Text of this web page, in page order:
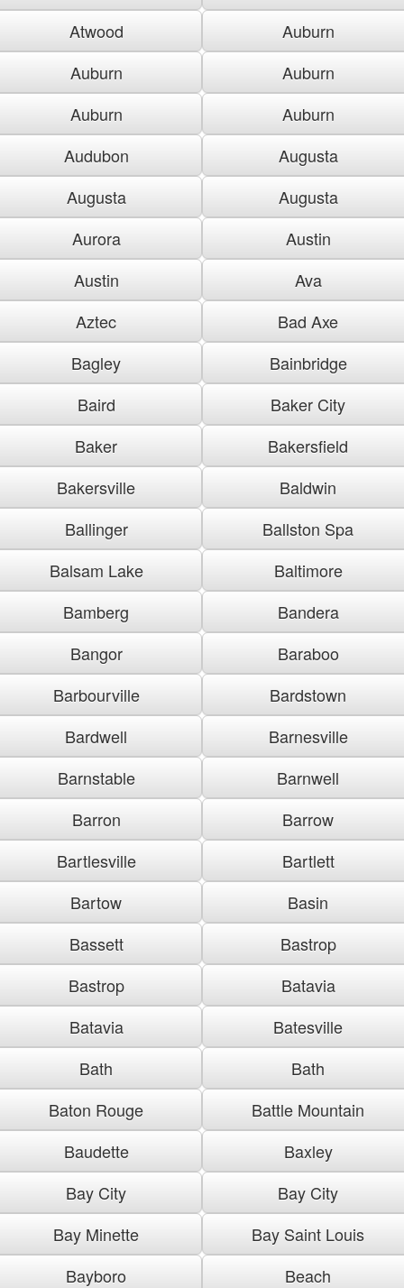
Atwood
Auburn
Auburn
Auburn
Auburn
Auburn
Audubon
Augusta
Augusta
Augusta
Aurora
Austin
Austin
Ava
Aztec
Bad Axe
Bagley
Bainbridge
Baird
Baker City
Baker
Bakersfield
Bakersville
Baldwin
Ballinger
Ballston Spa
Balsam Lake
Baltimore
Bamberg
Bandera
Bangor
Baraboo
Barbourville
Bardstown
Bardwell
Barnesville
Barnstable
Barnwell
Barron
Barrow
Bartlesville
Bartlett
Bartow
Basin
Bassett
Bastrop
Bastrop
Batavia
Batavia
Batesville
Bath
Bath
Baton Rouge
Battle Mountain
Baudette
Baxley
Bay City
Bay City
Bay Minette
Bay Saint Louis
Bayboro
Beach